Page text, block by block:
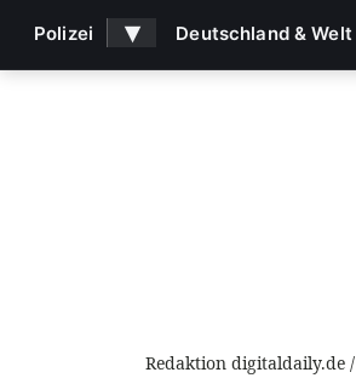
Redaktion digitaldaily.de
Polizei ▾ Deutschland & Welt